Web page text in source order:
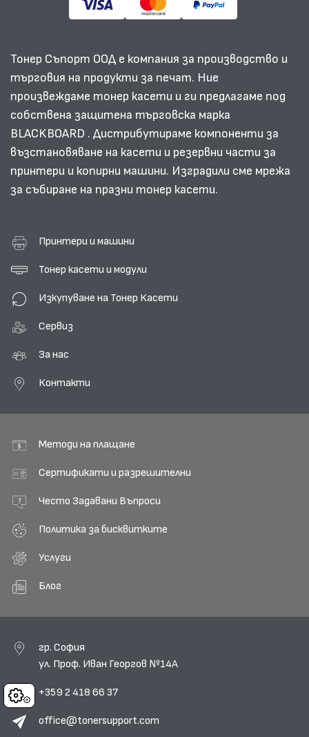
Cookies
Тонер Съпорт ООД е компания за производство и
търговия на продукти за печат. Ние
произвеждаме тонер касети и ги предлагаме под
собствена защитена търговска марка
BLACKBOARD . Дистрибутираме компоненти за
възстановяване на касети и резервни части за
принтери и копирни машини. Изградили сме мрежа
за събиране на празни тонер касети.
Принтери и машини
Тонер касети и модули
Изкупуване на Тонер Касети
Сервиз
За нас
Контакти
Методи на плащане
Сертификати и разрешителни
Често Задавани Въпроси
Политика за бисквитките
Услуги
Блог
гр. София
ул. Проф. Иван Георгов №14А
+359 2 418 66 37
office@tonersupport.com